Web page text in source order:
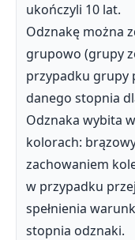
ukończyli 10 lat.
Odznakę można
grupowo (grupy
przypadku grupy
danego stopnia
Odznaka wybita
kolorach:
zachowaniem
w przypadku
spełnienia
stopnia odznaki.